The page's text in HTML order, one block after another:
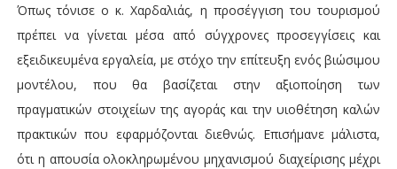
Όπως τόνισε ο κ. Χαρδαλιάς, η προσέγγιση του τουρισμού
πρέπει να γίνεται μέσα από σύγχρονες προσεγγίσεις και
εξειδικευμένα εργαλεία, με στόχο την επίτευξη ενός βιώσιμου
μοντέλου, που θα βασίζεται στην αξιοποίηση των
πραγματικών στοιχείων της αγοράς και την υιοθέτηση καλών
πρακτικών που εφαρμόζονται διεθνώς. Επισήμανε μάλιστα,
ότι η απουσία ολοκληρωμένου μηχανισμού διαχείρισης μέχρι